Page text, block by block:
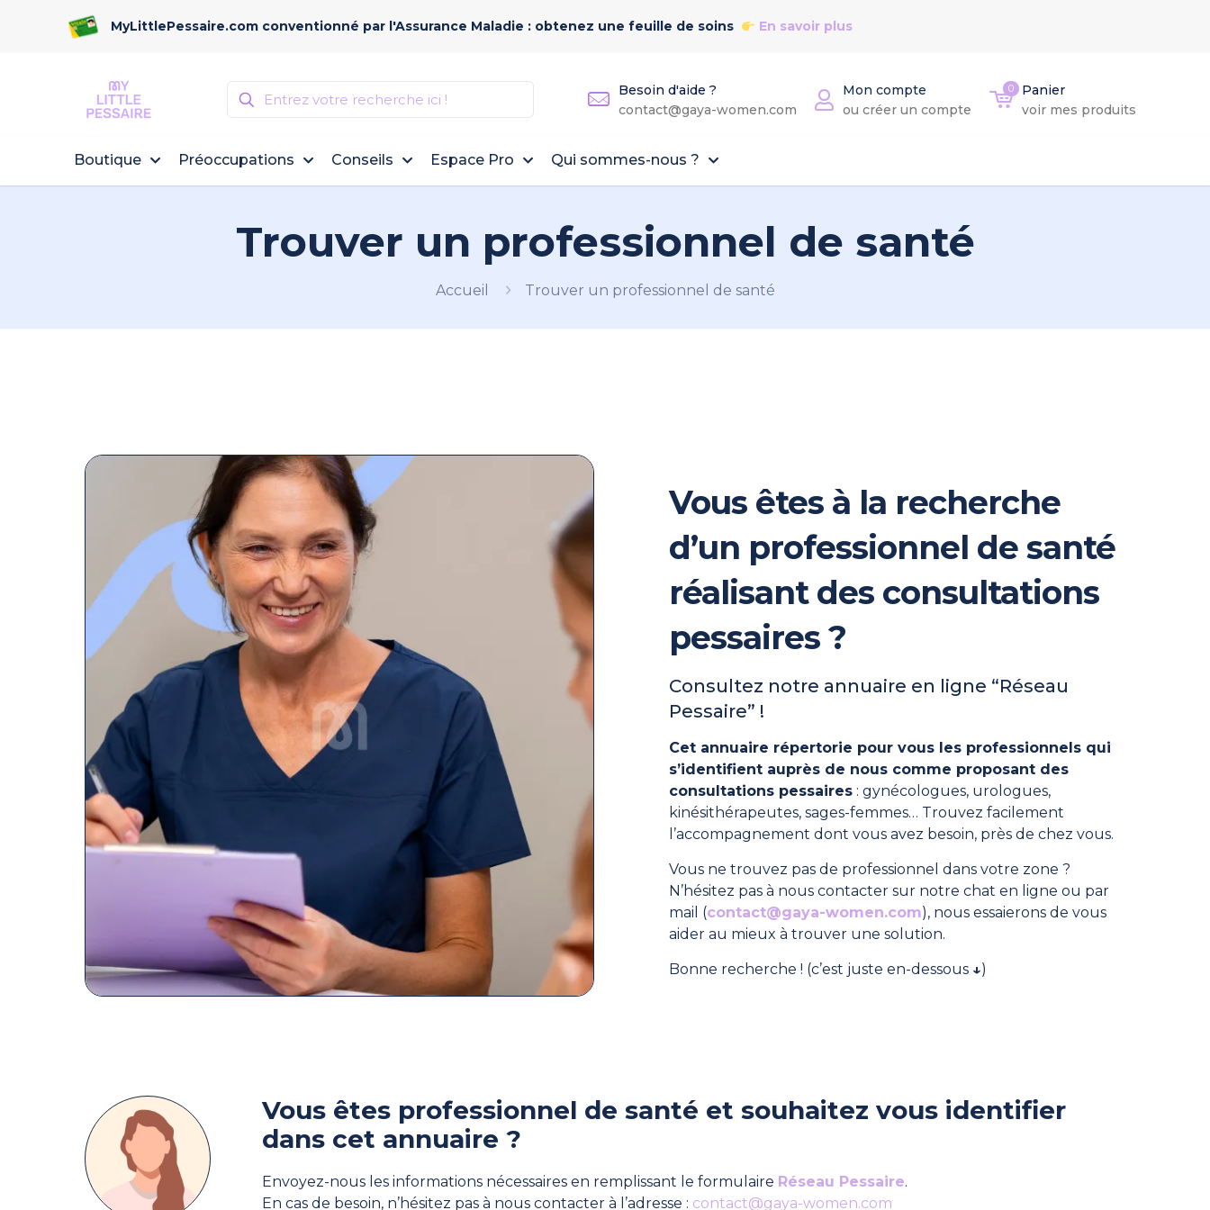
MyLittlePessaire.com conventionné par l'Assurance Maladie : obtenez une feuille de soins En savoir plus
Besoin d'aide ?
contact@gaya-women.com
Mon compte
ou créer un compte
0
Panier
voir mes produits
Boutique Préoccupations Conseils Espace Pro Qui sommes-nous ?
Trouver un professionnel de santé
Accueil Trouver un professionnel de santé
Vous êtes à la recherche
d’un professionnel de santé
réalisant des consultations
pessaires ?
Consultez notre annuaire en ligne “Réseau
Pessaire” !
Cet annuaire répertorie pour vous les professionnels qui
s’identifient auprès de nous comme proposant des
consultations pessaires : gynécologues, urologues,
kinésithérapeutes, sages-femmes… Trouvez facilement
l’accompagnement dont vous avez besoin, près de chez vous.
Vous ne trouvez pas de professionnel dans votre zone ?
N’hésitez pas à nous contacter sur notre chat en ligne ou par
mail (contact@gaya-women.com), nous essaierons de vous
aider au mieux à trouver une solution.
Bonne recherche ! (c’est juste en-dessous ↓)
Vous êtes professionnel de santé et souhaitez vous identifier
dans cet annuaire ?
Envoyez-nous les informations nécessaires en remplissant le formulaire Réseau Pessaire.
En cas de besoin, n’hésitez pas à nous contacter à l’adresse : contact@gaya-women.com